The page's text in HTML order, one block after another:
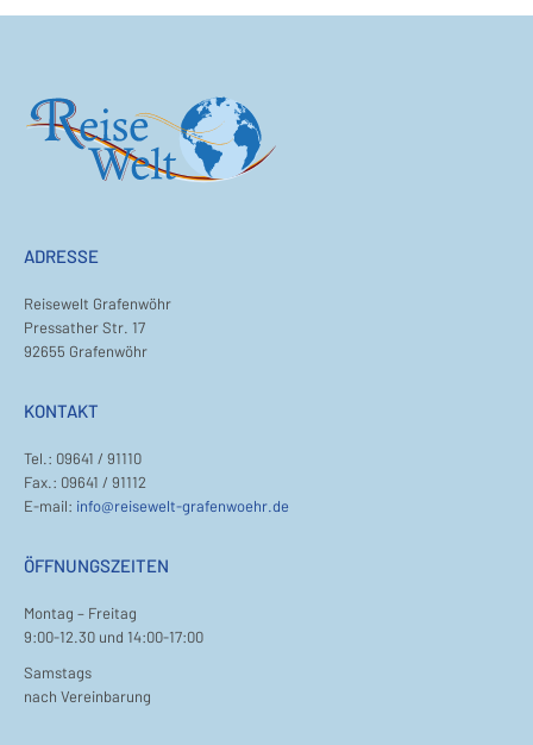
ADRESSE
Reisewelt Grafenwöhr
Pressather Str. 17
92655 Grafenwöhr
KONTAKT
Tel.: 09641 / 91110
Fax.: 09641 / 91112
E-mail: info@reisewelt-grafenwoehr.de
ÖFFNUNGSZEITEN
Montag – Freitag
9:00-12.30 und 14:00-17:00
Samstags
nach Vereinbarung